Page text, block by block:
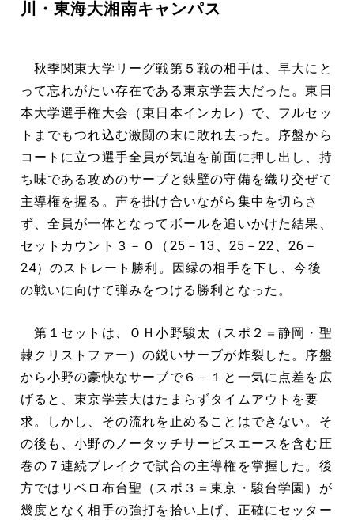
川・東海大湘南キャンパス
秋季関東大学リーグ戦第５戦の相手は、早大にと
って忘れがたい存在である東京学芸大だった。東日
本大学選手権大会（東日本インカレ）で、フルセッ
トまでもつれ込む激闘の末に敗れ去った。序盤から
コートに立つ選手全員が気迫を前面に押し出し、持
ち味である攻めのサーブと鉄壁の守備を織り交ぜて
主導権を握る。声を掛け合いながら集中を切らさ
ず、全員が一体となってボールを追いかけた結果、
セットカウント３－０（25－13、25－22、26－
24）のストレート勝利。因縁の相手を下し、今後
の戦いに向けて弾みをつける勝利となった。
第１セットは、ＯＨ小野駿太（スポ２＝静岡・聖
隷クリストファー）の鋭いサーブが炸裂した。序盤
から小野の豪快なサーブで６－１と一気に点差を広
げると、東京学芸大はたまらずタイムアウトを要
求。しかし、その流れを止めることはできない。そ
の後も、小野のノータッチサービスエースを含む圧
巻の７連続ブレイクで試合の主導権を掌握した。後
方ではリベロ布台聖（スポ３＝東京・駿台学園）が
幾度となく相手の強打を拾い上げ、正確にセッター